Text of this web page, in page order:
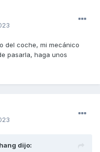
del coche, mi mecánico
pasarla, haga unos
dijo: